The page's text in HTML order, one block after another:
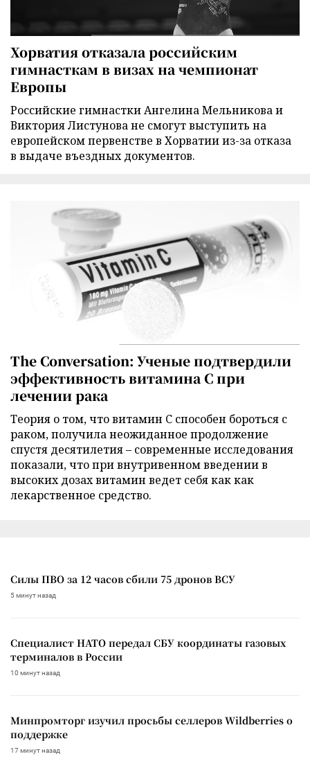
Хорватия отказала российским
гимнасткам в визах на чемпионат
Европы
Российские гимнастки Ангелина Мельникова и
Виктория Листунова не смогут выступить на
европейском первенстве в Хорватии из-за отказа
в выдаче въездных документов.
The Conversation: Ученые подтвердили
эффективность витамина C при
лечении рака
Теория о том, что витамин C способен бороться с
раком, получила неожиданное продолжение
спустя десятилетия – современные исследования
показали, что при внутривенном введении в
высоких дозах витамин ведет себя как как
лекарственное средство.
Силы ПВО за 12 часов сбили 75 дронов ВСУ
5 минут назад
Специалист НАТО передал СБУ координаты газовых
терминалов в России
10 минут назад
Минпромторг изучил просьбы селлеров Wildberries о
поддержке
17 минут назад